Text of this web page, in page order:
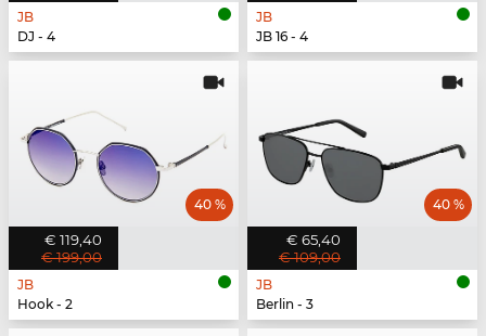
JB
DJ - 4
JB
JB 16 - 4
€ 119,40
€ 199,00
40 %
JB
Hook - 2
€ 65,40
€ 109,00
40 %
JB
Berlin - 3